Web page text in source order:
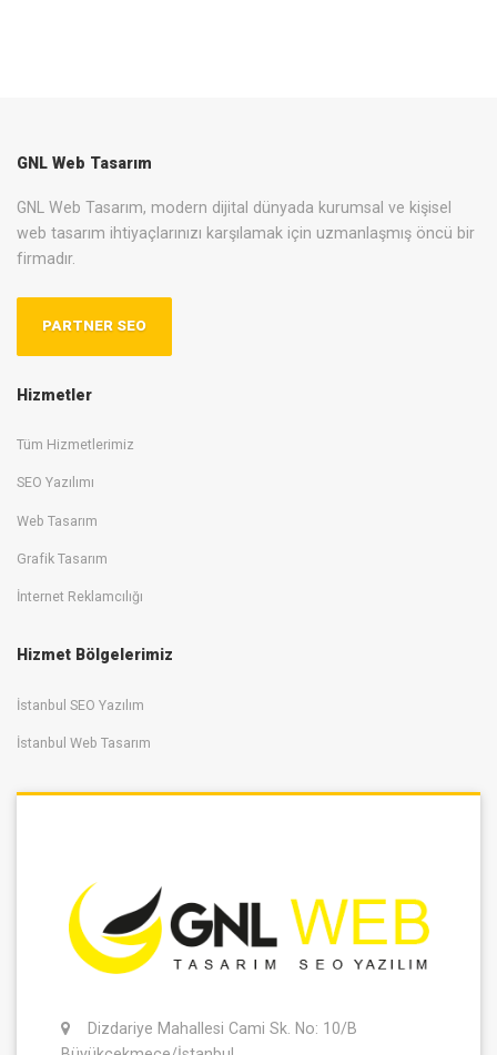
GNL Web Tasarım
GNL Web Tasarım, modern dijital dünyada kurumsal ve kişisel
web tasarım ihtiyaçlarınızı karşılamak için uzmanlaşmış öncü bir
firmadır.
PARTNER SEO
Hizmetler
Tüm Hizmetlerimiz
SEO Yazılımı
Web Tasarım
Grafik Tasarım
İnternet Reklamcılığı
Hizmet Bölgelerimiz
İstanbul SEO Yazılım
İstanbul Web Tasarım
Dizdariye Mahallesi Cami Sk. No: 10/B